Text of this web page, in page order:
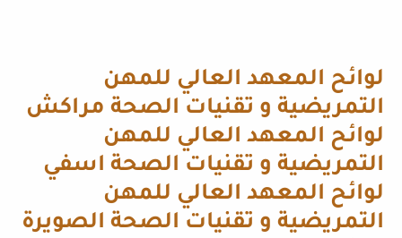
لوائح المعهد العالي للمهن
التمريضية و تقنيات الصحة مراكش
لوائح المعهد العالي للمهن
التمريضية و تقنيات الصحة اسفي
لوائح المعهد العالي للمهن
التمريضية و تقنيات الصحة الصويرة